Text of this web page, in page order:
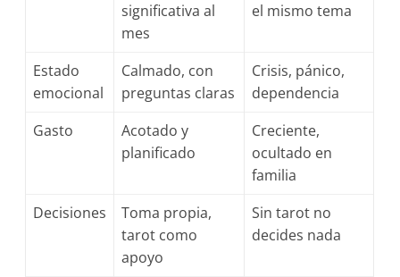
significativa al
mes
el mismo tema
Estado
emocional
Calmado, con
preguntas claras
Crisis, pánico,
dependencia
Gasto
Acotado y
planificado
Creciente,
ocultado en
familia
Decisiones
Toma propia,
tarot como
apoyo
Sin tarot no
decides nada